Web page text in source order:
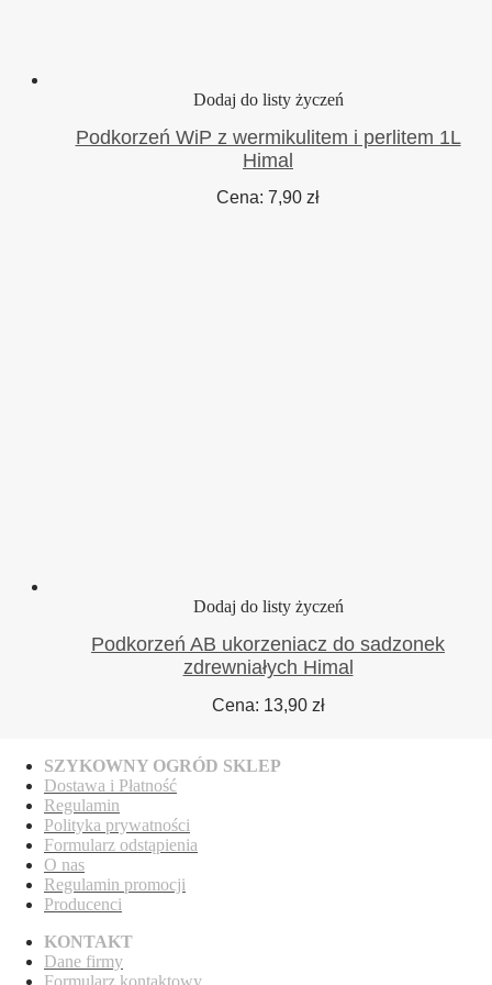
Dodaj do listy życzeń
Podkorzeń WiP z wermikulitem i perlitem 1L
Himal
Cena: 7,90 zł
Dodaj do listy życzeń
Podkorzeń AB ukorzeniacz do sadzonek
zdrewniałych Himal
Cena: 13,90 zł
SZYKOWNY OGRÓD SKLEP
Dostawa i Płatność
Regulamin
Polityka prywatności
Formularz odstąpienia
O nas
Regulamin promocji
Producenci
KONTAKT
Dane firmy